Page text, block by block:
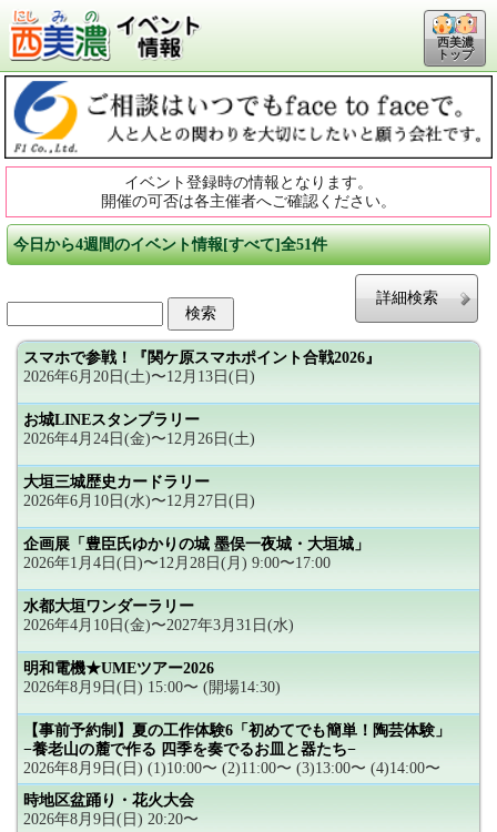
西美濃
トップ
イベント登録時の情報となります。
開催の可否は各主催者へご確認ください。
今日から4週間のイベント情報[すべて]全51件
詳細検索
スマホで参戦！『関ケ原スマホポイント合戦2026』
2026年6月20日(土)〜12月13日(日)
お城LINEスタンプラリー
2026年4月24日(金)〜12月26日(土)
大垣三城歴史カードラリー
2026年6月10日(水)〜12月27日(日)
企画展「豊臣氏ゆかりの城 墨俣一夜城・大垣城」
2026年1月4日(日)〜12月28日(月) 9:00〜17:00
水都大垣ワンダーラリー
2026年4月10日(金)〜2027年3月31日(水)
明和電機★UMEツアー2026
2026年8月9日(日) 15:00〜 (開場14:30)
【事前予約制】夏の工作体験6「初めてでも簡単！陶芸体験」
−養老山の麓で作る 四季を奏でるお皿と器たち−
2026年8月9日(日) (1)10:00〜 (2)11:00〜 (3)13:00〜 (4)14:00〜
時地区盆踊り・花火大会
2026年8月9日(日) 20:20〜